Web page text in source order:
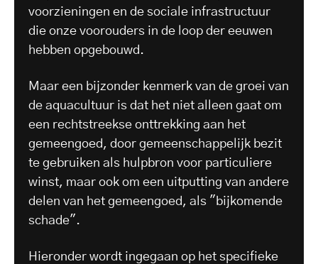
voorzieningen en de sociale infrastructuur
die onze voorouders in de loop der eeuwen
hebben opgebouwd.
Maar een bijzonder kenmerk van de groei van
de aquacultuur is dat het niet alleen gaat om
een rechtstreekse onttrekking aan het
gemeengoed, door gemeenschappelijk bezit
te gebruiken als hulpbron voor particuliere
winst, maar ook om een uitputting van andere
delen van het gemeengoed, als "bijkomende
schade".
Hieronder wordt ingegaan op het specifieke